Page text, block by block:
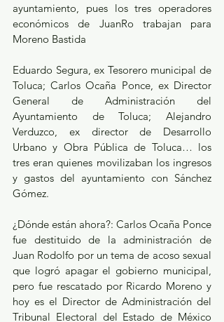
ayuntamiento, pues los tres operadores
económicos de JuanRo trabajan para
Moreno Bastida
Eduardo Segura, ex Tesorero municipal de
Toluca; Carlos Ocaña Ponce, ex Director
General de Administración del
Ayuntamiento de Toluca; Alejandro
Verduzco, ex director de Desarrollo
Urbano y Obra Pública de Toluca… los
tres eran quienes movilizaban los ingresos
y gastos del ayuntamiento con Sánchez
Gómez.
¿Dónde están ahora?: Carlos Ocaña Ponce
fue destituido de la administración de
Juan Rodolfo por un tema de acoso sexual
que logró apagar el gobierno municipal,
pero fue rescatado por Ricardo Moreno y
hoy es el Director de Administración del
Tribunal Electoral del Estado de México